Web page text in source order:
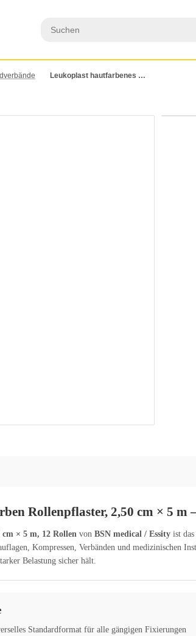
Leukoplast hautfarbenes Rollenpflaster, 2,50 cm x 5,0 mtr. (12 Rl.)
Rollenpflaster, 2,50 cm × 5 m
× 5 m, 12 Rollen von BSN medical / Essity ist
Kompressen, Verbänden und medizinischen
Belastung sicher hält.
Standardformat für alle gängigen Fixierungen